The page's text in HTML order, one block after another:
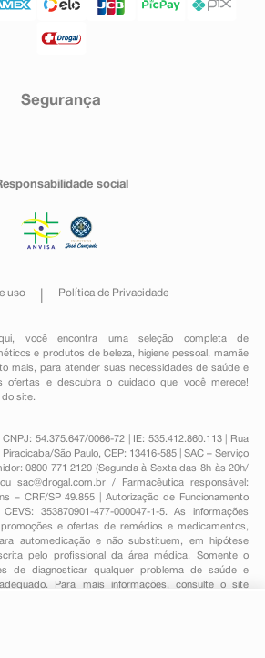
Segurança
social
uso Política de Privacidade
você encontra uma seleção completa de
e produtos de beleza, higiene pessoal ,mamãe
mais, para atender suas necessidades de saúde e
ofertas e descubra o cuidado que você merece!
site.
54.375.647/0066-72 | IE: 535.412.860.113 | Rua
São Paulo, CEP: 13416-585 | SAC – Serviço
0800 771 2120 (Segunda à Sexta das 8h às 20h/
sac@drogal.com.br/ Farmacêutica responsável:
– CRF/SP 49.855 | Autorização de Funcionamento
353870901-477-000047-1-5. As informações
e ofertas de remédios e medicamentos,
automedicação e não substituem, em hipótese
pelo profissional da área médica. Somente o
de diagnosticar qualquer problema de saúde e
Para mais informações, consulte o site